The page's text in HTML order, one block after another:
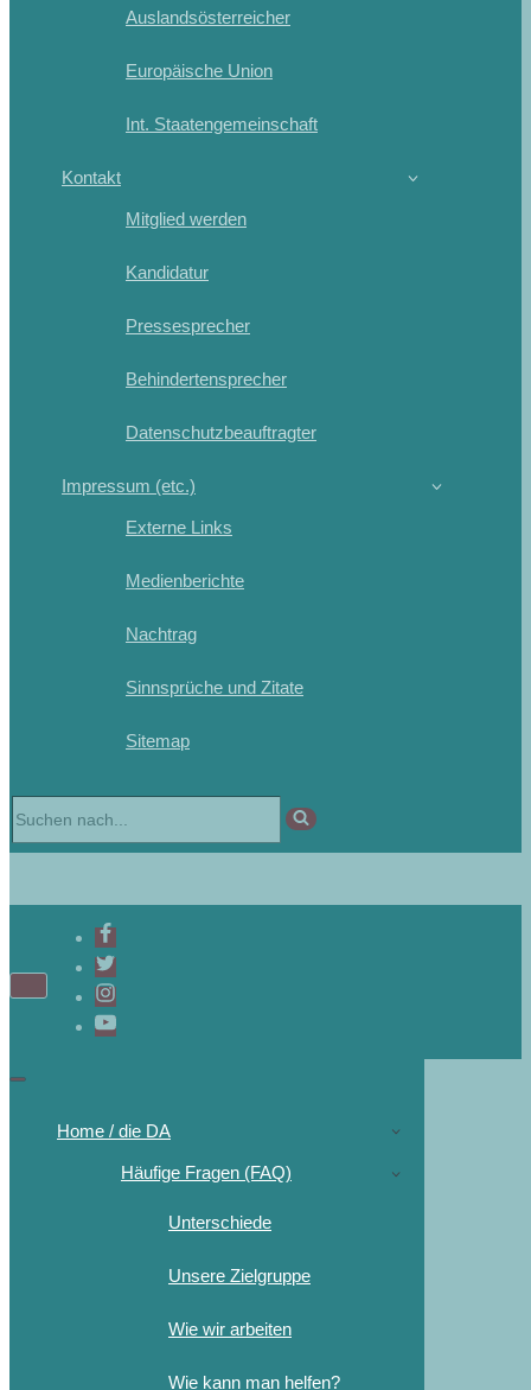
Auslandsösterreicher
Europäische Union
Int. Staatengemeinschaft
Kontakt
Mitglied werden
Kandidatur
Pressesprecher
Behindertensprecher
Datenschutzbeauftragter
Impressum (etc.)
Externe Links
Medienberichte
Nachtrag
Sinnsprüche und Zitate
Sitemap
Home / die DA
Häufige Fragen (FAQ)
Unterschiede
Unsere Zielgruppe
Wie wir arbeiten
Wie kann man helfen?